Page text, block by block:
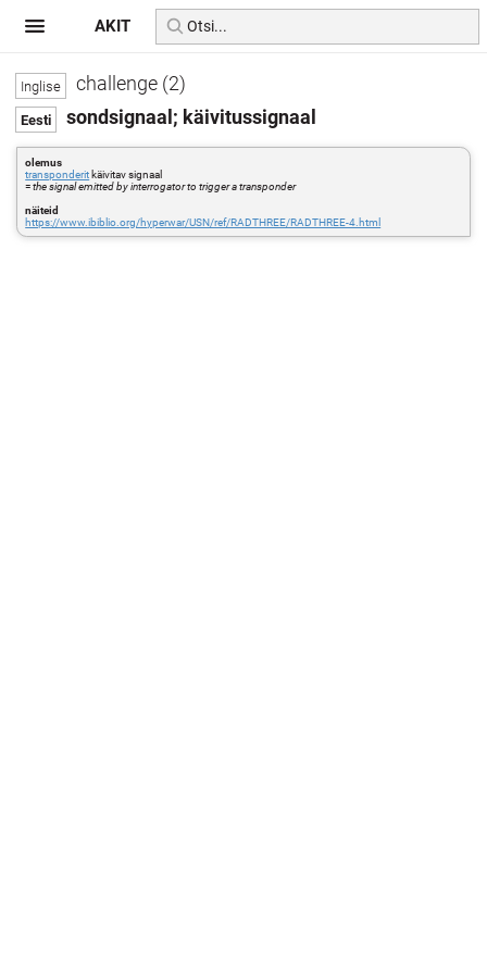
challenge (2)
sondsignaal; käivitussignaal
olemus
transponderit käivitav signaal
=the signal emitted by interrogator to trigger a transponder
näiteid
https://www.ibiblio.org/hyperwar/USN/ref/RADTHREE/RADTHREE-4.html
AKIT